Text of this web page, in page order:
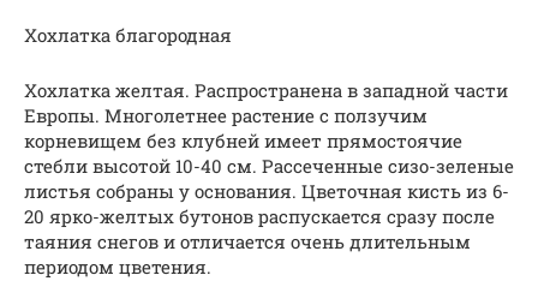
Хохлатка благородная
Хохлатка желтая. Распространена в западной части
Европы. Многолетнее растение с ползучим
корневищем без клубней имеет прямостоячие
стебли высотой 10-40 см. Рассеченные сизо-зеленые
листья собраны у основания. Цветочная кисть из 6-
20 ярко-желтых бутонов распускается сразу после
таяния снегов и отличается очень длительным
периодом цветения.